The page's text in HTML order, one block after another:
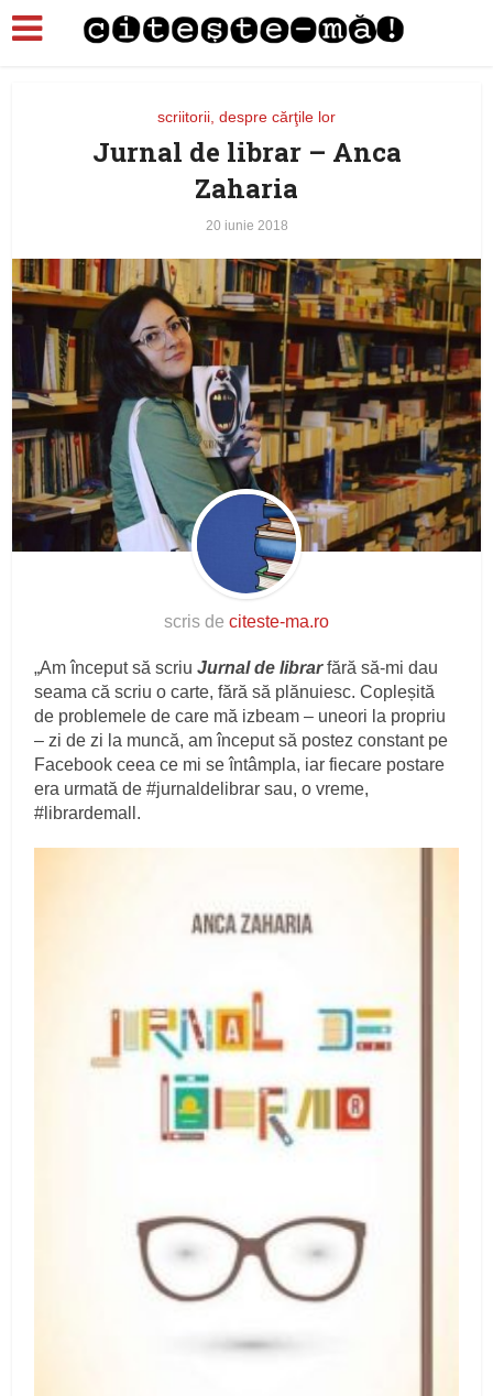
scriitorii, despre cărţile lor
Jurnal de librar – Anca
Zaharia
20 iunie 2018
scris de citeste-ma.ro
„Am început să scriuJurnal de librarfără să-mi dau
seama că scriu o carte, fără să plănuiesc. Copleșită
de problemele de care mă izbeam – uneori la propriu
– zi de zi la muncă, am început să postez constant pe
Facebook ceea ce mi se întâmpla, iar fiecare postare
era urmată de #jurnaldelibrar sau, o vreme,
#librardemall.